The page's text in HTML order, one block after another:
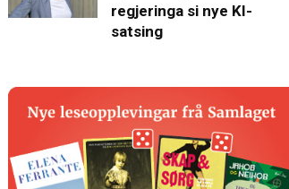
regjeringa si nye KI-
satsing